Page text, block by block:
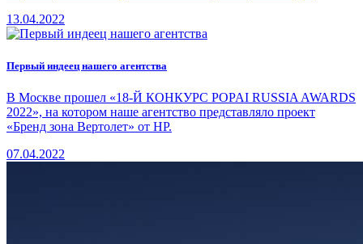
13.04.2022
Первый индеец нашего агентства
В Москве прошел «18-Й КОНКУРС POPAI RUSSIA AWARDS
2022», на котором наше агентство представляло проект
«Бренд зона Вертолет» от HР.
07.04.2022